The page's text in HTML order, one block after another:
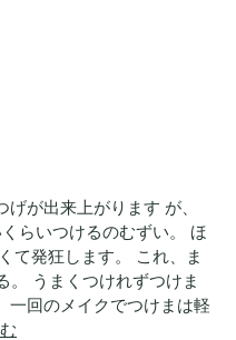
げが出来上がります が、
らいつけるのむずい。 ほ
て発狂します。 これ、ま
。 うまくつけれずつけま
一回のメイクでつけまは軽